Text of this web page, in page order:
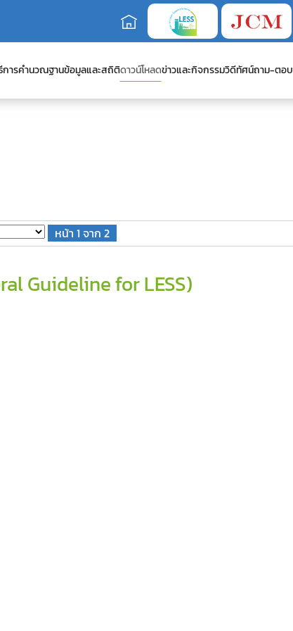
การคำนวณฐานข้อมูลและสถิติดาวน์โหลดข่าวและกิจกรรมวิดีทัศน์ถาม-ตอบ
หน้า 1 จาก 2
Guideline for LESS)